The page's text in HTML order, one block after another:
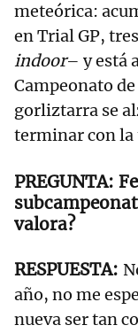
meteórica:
en Trial GP,
indoor– y está
Campeonato
gorliztarra se
terminar con la
valora?
año, no me
nueva ser tan